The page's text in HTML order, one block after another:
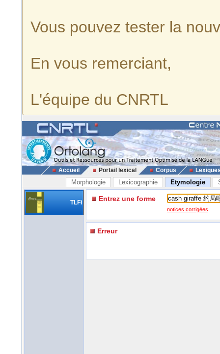
Vous pouvez tester la
En vous remerciant,
L'équipe du CNRTL
Accueil Portail lexical Corpus
Morphologie Lexicographie Etymologie
TLFi Entrez une forme
notices corrigées
Erreur